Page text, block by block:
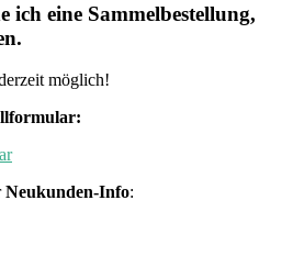
ich eine Sammelbestellung,
möglich!
Neukunden-Info: